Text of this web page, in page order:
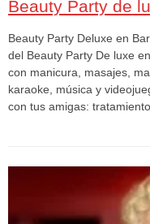
Beauty Party de
Beauty Party Deluxe en
del Beauty Party De luxe
con manicura, masajes,
karaoke, música y
con tus amigas: